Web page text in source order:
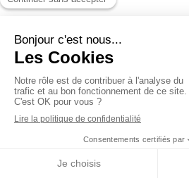
La veille, préparer la
tous les ingrédients et
gingembre. Laisse infuser
Le lendemain, enlever le
Découper la peau de la
des pépins. Couper des
disposer dans un plat bien à
Laisse mariner 2 h au frigo.